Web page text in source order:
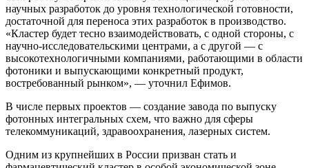
научных разработок до уровня технологической готовности,
достаточной для переноса этих разработок в производство.
«Кластер будет тесно взаимодействовать, с одной стороны, с
научно-исследовательскими центрами, а с другой — с
высокотехнологичными компаниями, работающими в области
фотоники и выпускающими конкретный продукт,
востребованный рынком», — уточнил Ефимов.
В числе первых проектов — создание завода по выпуску
фотонных интегральных схем, что важно для сферы
телекоммуникаций, здравоохранения, лазерных систем.
Одним из крупнейших в России призван стать и